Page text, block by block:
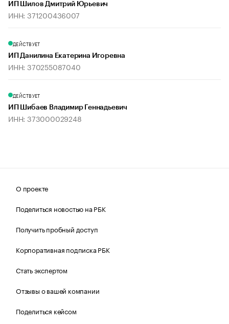
ИП Шилов Дмитрий Юрьевич
ИНН: 371200436007
ДЕЙСТВУЕТ
ИП Данилина Екатерина Игоревна
ИНН: 370255087040
ДЕЙСТВУЕТ
ИП Шибаев Владимир Геннадьевич
ИНН: 373000029248
О проекте
Поделиться новостью на РБК
Получить пробный доступ
Корпоративная подписка РБК
Стать экспертом
Отзывы о вашей компании
Поделиться кейсом